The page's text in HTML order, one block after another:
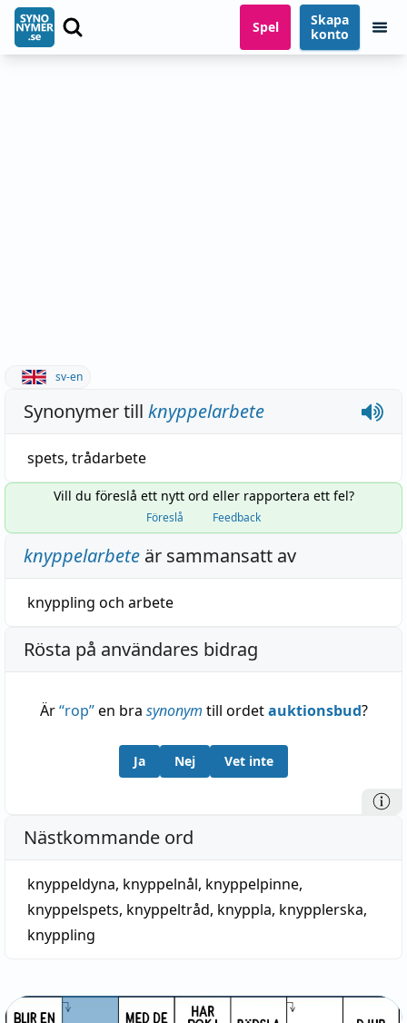
Spel
Skapa
konto
sv-en
Synonymer till knyppelarbete
spets, trådarbete
Vill du föreslå ett nytt ord eller rapportera ett fel?
Föreslå Feedback
knyppelarbete är sammansatt av
knyppling och arbete
Rösta på användares bidrag
Är“rop”en bra synonym till ordetauktionsbud?
Ja Nej Vet inte
Nästkommande ord
knyppeldyna, knyppelnål, knyppelpinne,
knyppelspets, knyppeltråd, knyppla, knypplerska,
knyppling